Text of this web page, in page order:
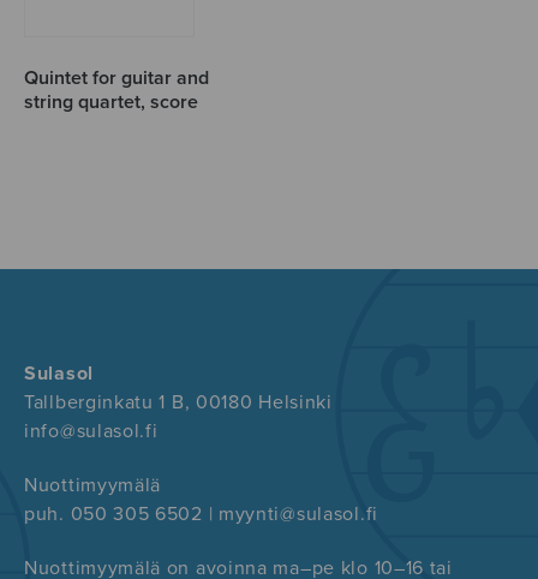
Quintet for guitar and
string quartet, score
Sulasol
Tallberginkatu 1 B, 00180 Helsinki
info@sulasol.fi
Nuottimyymälä
puh. 050 305 6502 | myynti@sulasol.fi
Nuottimyymälä on avoinna ma–pe klo 10–16 tai